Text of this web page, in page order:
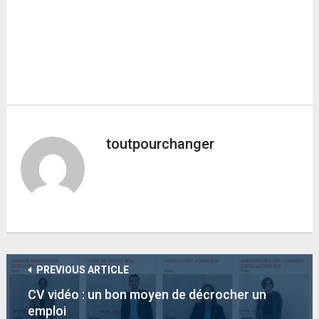
toutpourchanger
PREVIOUS ARTICLE
CV vidéo : un bon moyen de décrocher un
emploi